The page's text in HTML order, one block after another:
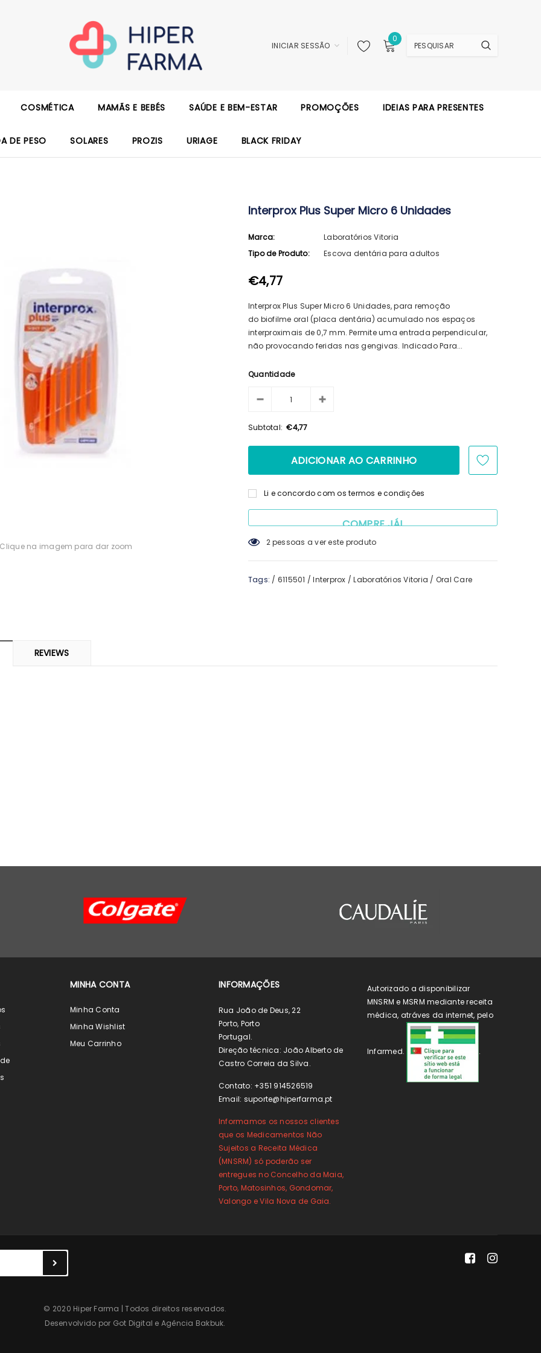
INICIAR SESSÃO
0
COSMÉTICA MAMÃS E BEBÉS SAÚDE E BEM-ESTAR PROMOÇÕES IDEIAS PARA PRESENTES
DE PESO SOLARES PROZIS URIAGE BLACK FRIDAY
-0%
Clique na imagem para dar zoom
Interprox Plus Super Micro 6 Unidades
Marca:
Laboratórios Vitoria
Tipo de Produto:
Escova dentária para adultos
€4,77
Interprox Plus Super Micro 6 Unidades, para remoção
do biofilme oral (placa dentária) acumulado nos espaços
interproximais de 0,7 mm. Permite uma entrada perpendicular,
não provocando feridas nas gengivas. Indicado Para...
Quantidade
Subtotal: €4,77
Li e concordo com os termos e condições
COMPRE JÁ!
2pessoas a ver este produto
Tags: / 6115501 / Interprox / Laboratórios Vitoria / Oral Care
REVIEWS
MINHA CONTA
Minha Conta
Minha Wishlist
Meu Carrinho
INFORMAÇÕES
Rua João de Deus, 22
Porto, Porto
Portugal.
Direção técnica: João Alberto de
Castro Correia da Silva.
Contato: +351 914526519
Email: suporte@hiperfarma.pt
Informamos os nossos clientes
que os Medicamentos Não
Sujeitos a Receita Médica
(MNSRM) só poderão ser
entregues no Concelho da Maia,
Porto, Matosinhos, Gondomar,
Valongo e Vila Nova de Gaia.
Autorizado a disponibilizar
MNSRM e MSRM mediante receita
médica, atráves da internet, pelo
Infarmed. .
© 2020 Hiper Farma | Todos direitos reservados.
Desenvolvido por Got Digital e Agência Bakbuk.